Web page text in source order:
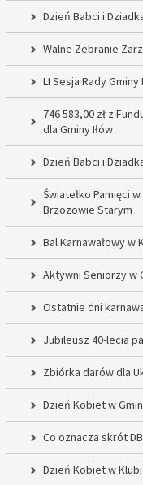
Dzień Babci i
Walne Zebranie
LI Sesja Rady Gminy
746 583,00 zł z
dla Gminy Iłów
Dzień Babci i
Światełko Pamięci
Brzozowie Starym
Bal Karnawałowy w
Aktywni Seniorzy w
Ostatnie dni
Jubileusz 40-lecia
Zbiórka darów dla
Dzień Kobiet w
Co oznacza skrót
Dzień Kobiet w